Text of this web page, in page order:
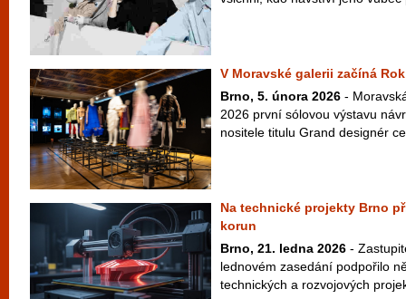
V Moravské galerii začíná
Brno, 5. února 2026 -
2026 první sólovou výstavu
nositele titulu Grand designér
Na technické projekty Brno
korun
Brno, 21. ledna 2026 -
lednovém zasedání podpořilo
technických a rozvojových